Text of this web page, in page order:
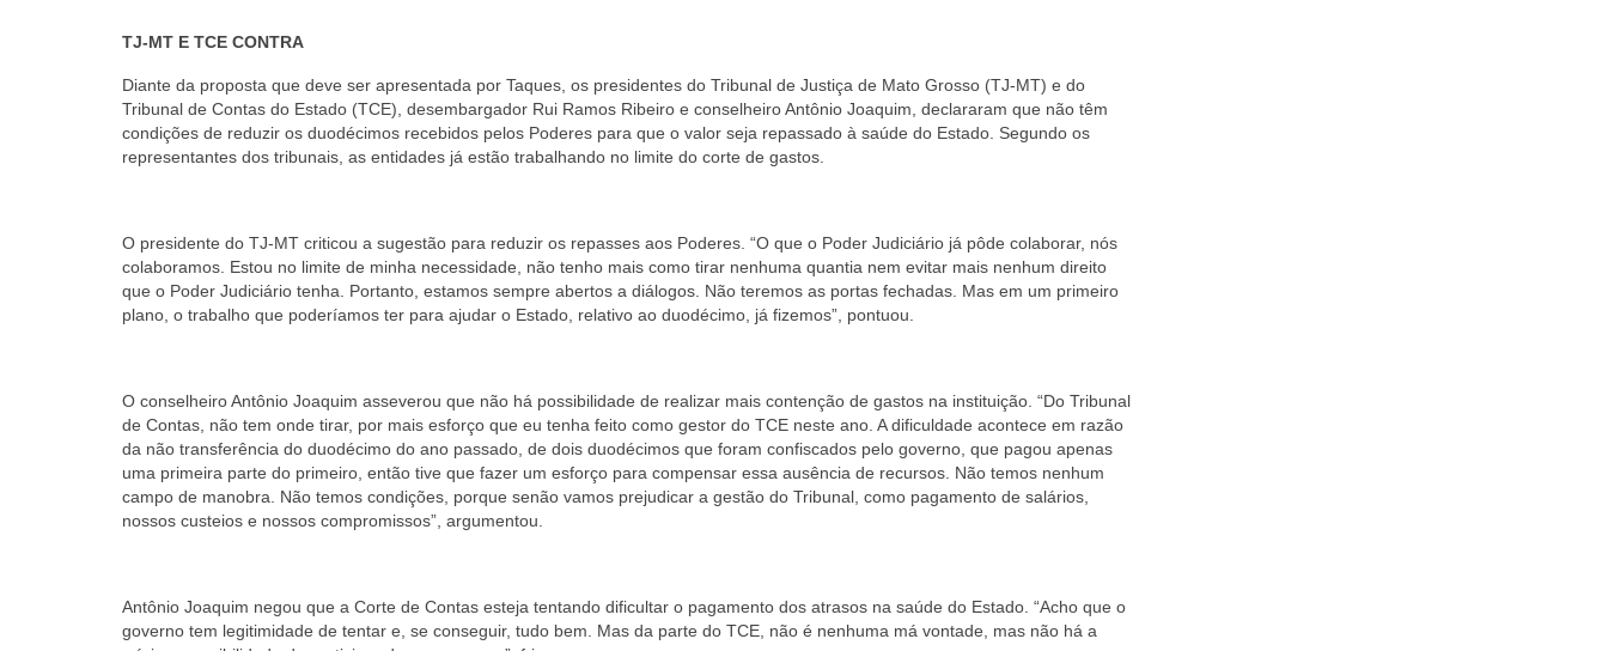
TJ-MT E TCE CONTRA
Diante da proposta que deve ser apresentada por Taques, os presidentes do Tribunal de Justiça de Mato Grosso (TJ-MT) e do
Tribunal de Contas do Estado (TCE), desembargador Rui Ramos Ribeiro e conselheiro Antônio Joaquim, declararam que não têm
condições de reduzir os duodécimos recebidos pelos Poderes para que o valor seja repassado à saúde do Estado. Segundo os
representantes dos tribunais, as entidades já estão trabalhando no limite do corte de gastos.
O presidente do TJ-MT criticou a sugestão para reduzir os repasses aos Poderes. “O que o Poder Judiciário já pôde colaborar, nós
colaboramos. Estou no limite de minha necessidade, não tenho mais como tirar nenhuma quantia nem evitar mais nenhum direito
que o Poder Judiciário tenha. Portanto, estamos sempre abertos a diálogos. Não teremos as portas fechadas. Mas em um primeiro
plano, o trabalho que poderíamos ter para ajudar o Estado, relativo ao duodécimo, já fizemos”, pontuou.
O conselheiro Antônio Joaquim asseverou que não há possibilidade de realizar mais contenção de gastos na instituição. “Do Tribunal
de Contas, não tem onde tirar, por mais esforço que eu tenha feito como gestor do TCE neste ano. A dificuldade acontece em razão
da não transferência do duodécimo do ano passado, de dois duodécimos que foram confiscados pelo governo, que pagou apenas
uma primeira parte do primeiro, então tive que fazer um esforço para compensar essa ausência de recursos. Não temos nenhum
campo de manobra. Não temos condições, porque senão vamos prejudicar a gestão do Tribunal, como pagamento de salários,
nossos custeios e nossos compromissos”, argumentou.
Antônio Joaquim negou que a Corte de Contas esteja tentando dificultar o pagamento dos atrasos na saúde do Estado. “Acho que o
governo tem legitimidade de tentar e, se conseguir, tudo bem. Mas da parte do TCE, não é nenhuma má vontade, mas não há a